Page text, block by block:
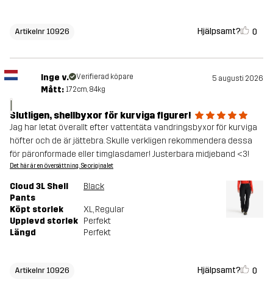
Artikelnr 10926 Hjälpsamt? 0
I
Inge v. Verifierad köpare 5 augusti 2026
Mått: 172cm, 84kg
Slutligen, shellbyxor för kurviga figurer!
Jag har letat överallt efter vattentäta vandringsbyxor för kurviga
höfter och de är jättebra. Skulle verkligen rekommendera dessa
för päronformade eller timglasdamer! Justerbara midjeband <3!
Det här är en översättning. Se originalet
Cloud 3L Shell
Pants
Black
Köpt storlek XL, Regular
Upplevd storlek Perfekt
Längd
Perfekt
Artikelnr 10926 Hjälpsamt? 0